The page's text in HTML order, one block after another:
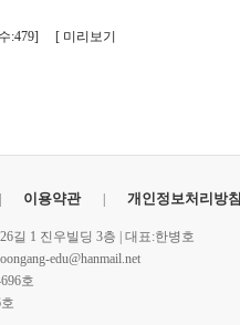
:479]
[ 미리보기
이용약관 개인정보처리방침
길 1 진우빌딩 3층 | 대표:한병호
edu@hanmail.net
호